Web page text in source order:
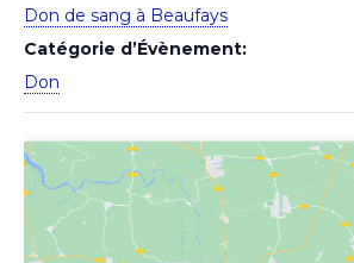
Don de sang à Beaufays
Catégorie d’Évènement:
Don